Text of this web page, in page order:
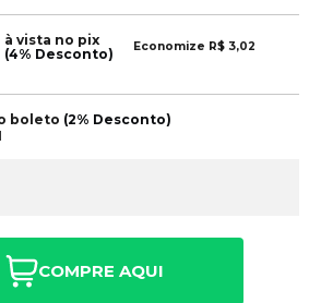
à vista no pix
(4% Desconto)
Economize R$ 3,02
boleto (2% Desconto)
COMPRE AQUI